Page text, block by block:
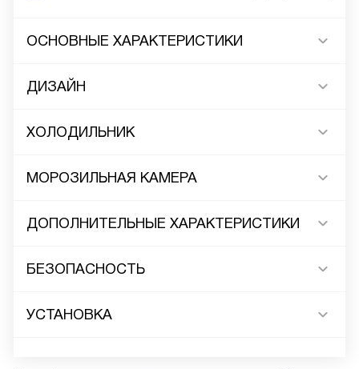
ОСНОВНЫЕ ХАРАКТЕРИСТИКИ
ДИЗАЙН
ХОЛОДИЛЬНИК
МОРОЗИЛЬНАЯ КАМЕРА
ДОПОЛНИТЕЛЬНЫЕ ХАРАКТЕРИСТИКИ
БЕЗОПАСНОСТЬ
УСТАНОВКА